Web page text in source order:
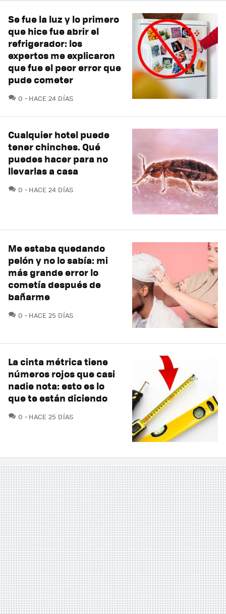
Se fue la luz y lo primero
que hice fue abrir el
refrigerador: los
expertos me explicaron
que fue el peor error que
pude cometer
0 COMENTARIOS
HACE 24 DÍAS
Cualquier hotel puede
tener chinches. Qué
puedes hacer para no
llevarlas a casa
0 COMENTARIOS
HACE 24 DÍAS
Me estaba quedando
pelón y no lo sabía: mi
más grande error lo
cometía después de
bañarme
0 COMENTARIOS
HACE 25 DÍAS
La cinta métrica tiene
números rojos que casi
nadie nota: esto es lo
que te están diciendo
0 COMENTARIOS
HACE 25 DÍAS